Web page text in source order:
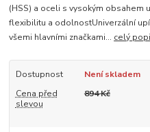
(HSS) a oceli s vysokým obsahem
flexibilitu a odolnostUniverzální
všemi hlavními značkami... celý
Dostupnost
Není skladem
Cena před
slevou
894 Kč